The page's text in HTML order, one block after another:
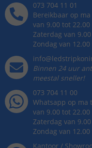
073 704 11 01
Bereikbaar op
van 9.00 tot
Zaterdag van
Zondag van
Binnen 24 uur
meestal sneller!
073 704 11 00
Whatsapp op ma
van 9.00 tot
Zaterdag van
Zondag van
Kantoor /